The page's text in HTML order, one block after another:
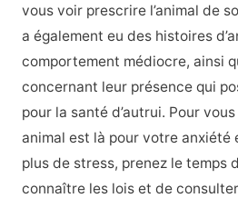
vous voir prescrire l’animal de
a également eu des histoires
comportement médiocre, ainsi
concernant leur présence qui
pour la santé d’autrui. Pour
animal est là pour votre anxiété
plus de stress, prenez le temps
connaître les lois et de